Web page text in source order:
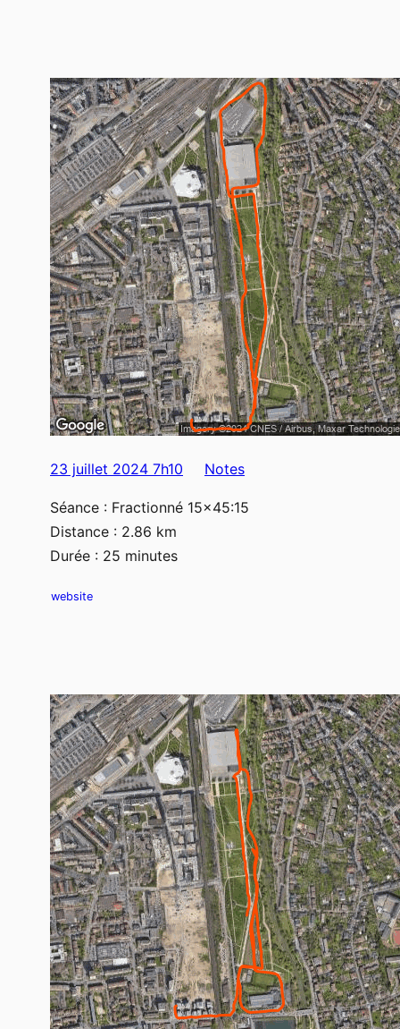
23 juillet 2024 7h10 Notes
Séance : Fractionné 15×45:15
Distance : 2.86 km
Durée : 25 minutes
website